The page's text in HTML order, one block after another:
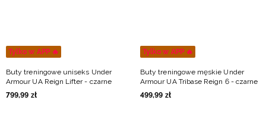
Tylko w APP 🔥
Buty treningowe uniseks Under
Armour UA Reign Lifter - czarne
799,99 zł
Tylko w APP 🔥
Buty treningowe męskie Under
Armour UA Tribase Reign 6 - czarne
499,99 zł